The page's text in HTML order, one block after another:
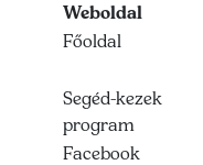
Weboldal
Főoldal
Segéd-kezek
program
Facebook